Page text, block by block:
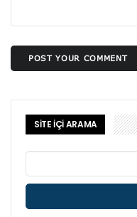
POST YOUR COMMENT
SİTE İÇİ ARAMA